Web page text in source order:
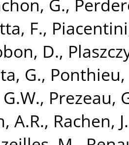
G.,
F.,
D.,
G.,
, Prezeau,
A.R., Rachen,